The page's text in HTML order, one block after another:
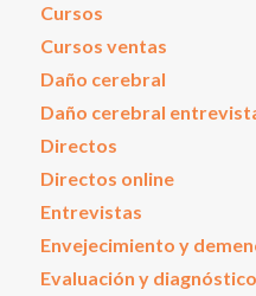
Cursos
Cursos ventas
Daño cerebral
Daño cerebral
Directos
Directos online
Entrevistas
Envejecimiento y
Evaluación y diagnóstico